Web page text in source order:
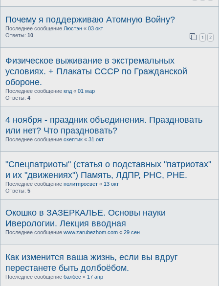
Почему я поддерживаю Атомную Войну?
Последнее сообщение Люстэн « 03 окт
Ответы: 10 1 2
Физическое выживание в экстремальных
условиях. + Плакаты СССР по Гражданской
обороне.
Последнее сообщение кпд « 01 мар
Ответы: 4
4 ноября - праздник объединения. Праздновать
или нет? Что праздновать?
Последнее сообщение скептик « 31 окт
"Спецпатриоты" (статья о подставных "патриотах"
и их "движениях") Память, ЛДПР, РНС, РНЕ.
Последнее сообщение политпросвет « 13 окт
Ответы: 5
Окошко в ЗАЗЕРКАЛЬЕ. Основы науки
Иверологии. Лекция вводная
Последнее сообщение www.zarubezhom.com « 29 сен
Как изменится ваша жизнь, если вы вдруг
перестанете быть долбоёбом.
Последнее сообщение балбес « 17 апр